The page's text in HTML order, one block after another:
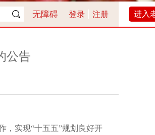
无障碍 登录| 注册 进入
公告
，实现“十五五”规划良好开